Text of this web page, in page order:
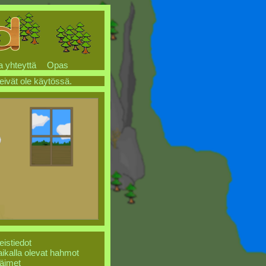
yhteyttä
Opas
ole käytössä.
olevat hahmot